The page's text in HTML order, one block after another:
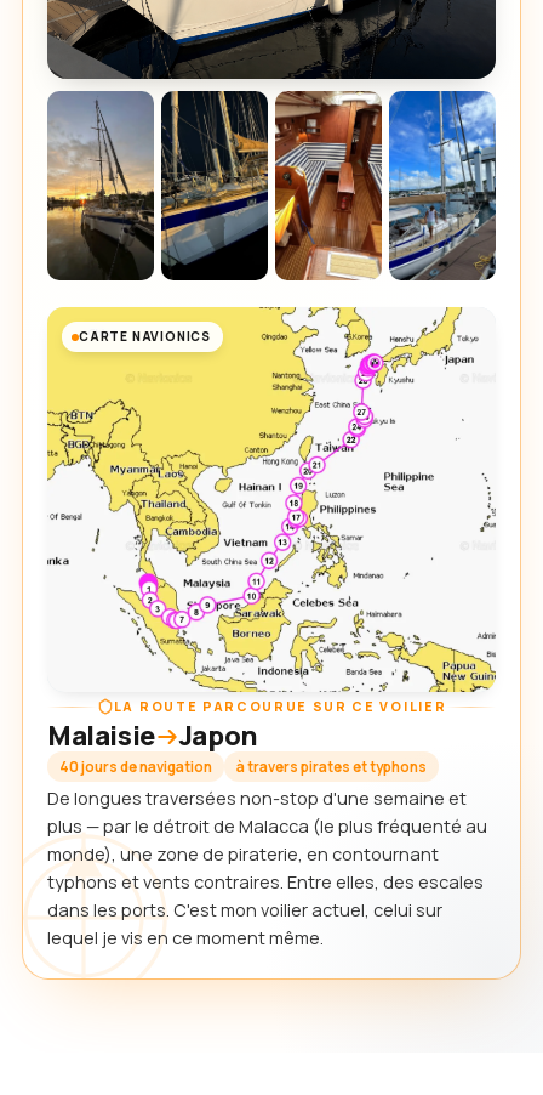
CARTE NAVIONICS
LA ROUTE PARCOURUE SUR CE VOILIER
Malaisie Japon
40 jours de navigation à travers pirates et typhons
De longues traversées non-stop d'une semaine et
plus — par le détroit de Malacca (le plus fréquenté au
monde), une zone de piraterie, en contournant
typhons et vents contraires. Entre elles, des escales
dans les ports. C'est mon voilier actuel, celui sur
lequel je vis en ce moment même.